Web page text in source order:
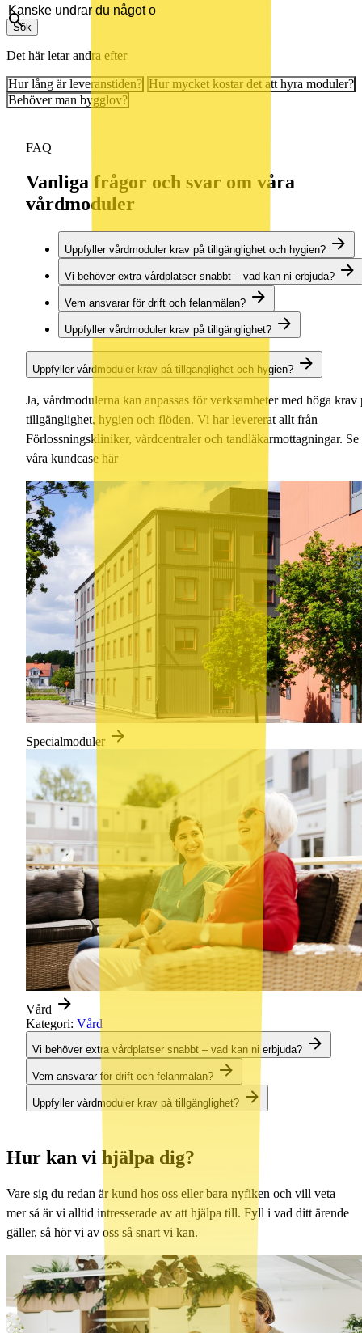
Sök
Det här letar andra efter
Hur lång är leveranstiden?
Hur mycket kostar det att hyra moduler?
Behöver man bygglov?
FAQ
Vanliga frågor och svar om våra
vårdmoduler
Uppfyller vårdmoduler krav på tillgänglighet och hygien?
Vi behöver extra vårdplatser snabbt – vad kan ni erbjuda?
Vem ansvarar för drift och felanmälan?
Uppfyller vårdmoduler krav på tillgänglighet?
Uppfyller vårdmoduler krav på tillgänglighet och hygien?
Ja, vårdmodulerna kan anpassas för verksamheter med höga krav
tillgänglighet, hygien och flöden. Vi har levererat allt från
Förlossningskliniker, vårdcentraler och tandläkarmottagningar. Se
våra kundcase här
Specialmoduler
Vård
Kategori: Vård
Vi behöver extra vårdplatser snabbt – vad kan ni erbjuda?
Vem ansvarar för drift och felanmälan?
Uppfyller vårdmoduler krav på tillgänglighet?
Hur kan vi hjälpa dig?
Vare sig du redan är kund hos oss eller bara nyfiken och vill veta
mer så är vi alltid intresserade av att hjälpa till. Fyll i vad ditt ärende
gäller, så hör vi av oss så snart vi kan.